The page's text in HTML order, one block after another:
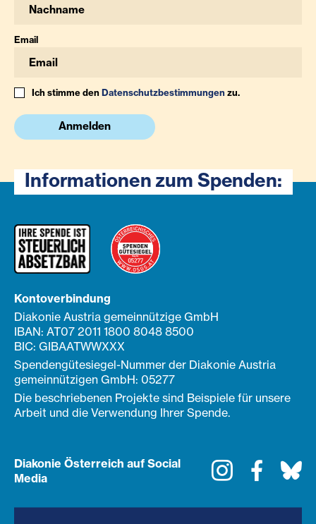
Email
Ich stimme denDatenschutzbestimmungenzu.
Anmelden
Informationen zum Spenden:
Kontoverbindung
Diakonie Austria gemeinnützige GmbH
IBAN: AT07 2011 1800 8048 8500
BIC: GIBAATWWXXX
Spendengütesiegel-Nummer der Diakonie Austria
gemeinnützigen GmbH: 05277
Die beschriebenen Projekte sind Beispiele für unsere
Arbeit und die Verwendung Ihrer Spende.
Diakonie Österreich auf Social
Media
Instagram